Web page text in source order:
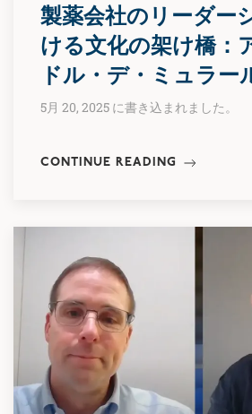
製薬会社のリーダー
ける文化の架け橋：
ドル・デ・ミュラー
5月 20, 2025 に書き込まれました。
CONTINUE READING